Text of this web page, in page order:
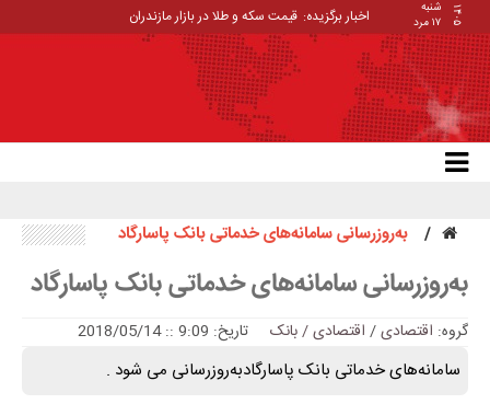
۱۴۰۵
شنبه
۱۷ مرد
اخبار برگزیده: قیمت سکه و طلا در بازار مازندران
به‌روزرسانی سامانه‌های خدماتی بانک پاسارگاد
به‌روزرسانی سامانه‌های خدماتی بانک پاسارگاد
گروه: اقتصادی/ اقتصادی / بانک تاریخ: 9:09 :: 2018/05/14
سامانه‌های خدماتی بانک پاسارگادبه‌روزرسانی می شود .